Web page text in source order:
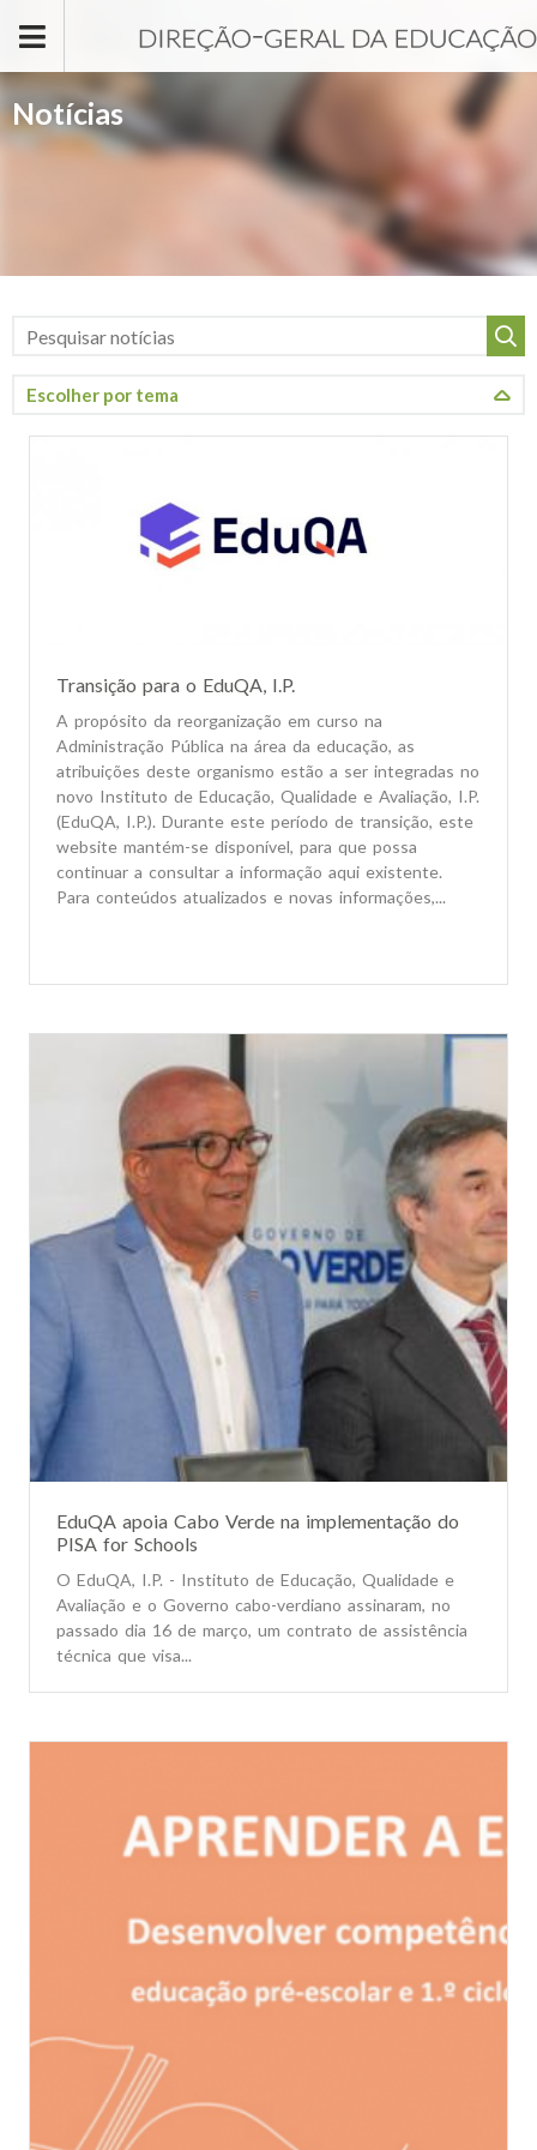
Notícias
Transição para o EduQA, I.P.
A propósito da reorganização em curso na
Administração Pública na área da educação, as
atribuições deste organismo estão a ser integradas no
novo Instituto de Educação, Qualidade e Avaliação, I.P.
(EduQA, I.P.). Durante este período de transição, este
website mantém-se disponível, para que possa
continuar a consultar a informação aqui existente.
Para conteúdos atualizados e novas informações,...
EduQA apoia Cabo Verde na implementação do
PISA for Schools
O EduQA, I.P. - Instituto de Educação, Qualidade e
Avaliação e o Governo cabo-verdiano assinaram, no
passado dia 16 de março, um contrato de assistência
técnica que visa...